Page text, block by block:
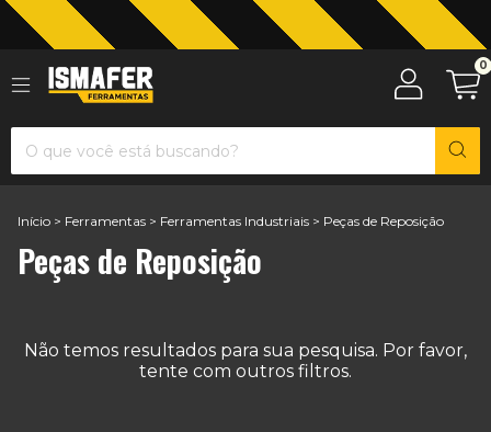
Jardinagem com The Black Tools 0
Início > Ferramentas > Ferramentas Industriais > Peças de Reposição
Peças de Reposição
Não temos resultados para sua pesquisa. Por favor,
tente com outros filtros.